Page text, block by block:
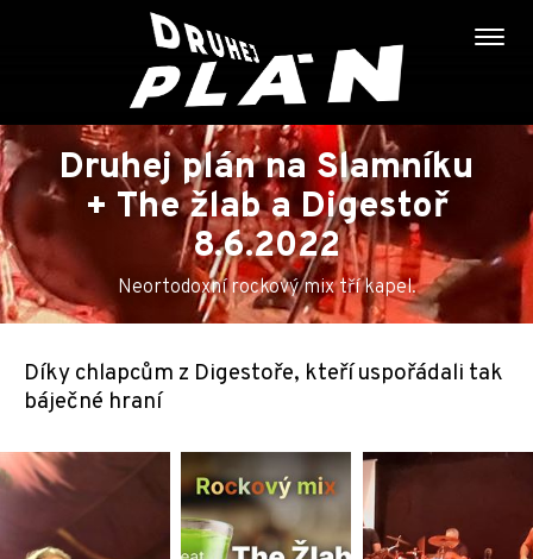
Druhej plán na Slamníku
+ The žlab a Digestoř
8.6.2022
Neortodoxní rockový mix tří kapel.
Díky chlapcům z Digestoře, kteří uspořádali tak
báječné hraní